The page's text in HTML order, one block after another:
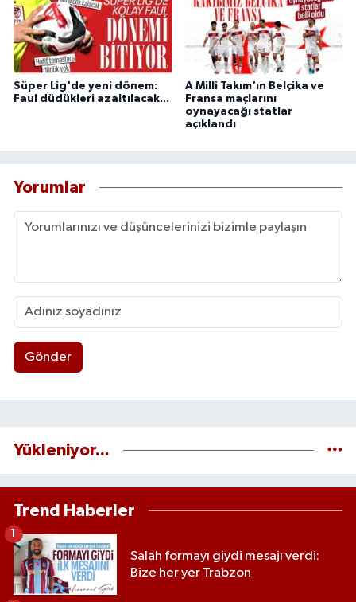
Süper Lig'de yeni dönem:
Faul düdükleri azaltılacak...
A Milli Takım'ın Belçika ve
Fransa maçlarını
oynayacağı statlar
açıklandı
Yorumlar
Gönder
Yükleniyor...
Trend Haberler
Salah formayı giydi mesajı verdi:
Bize her yer Trabzon